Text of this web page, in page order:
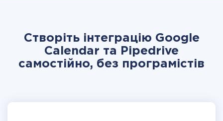
Створіть інтеграцію Google
Calendar та Pipedrive
самостійно, без програмістів